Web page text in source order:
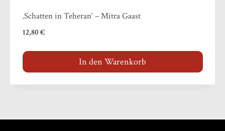
‚Schatten in Teheran‘ – Mitra Gaast
12,80 €
In den Warenkorb